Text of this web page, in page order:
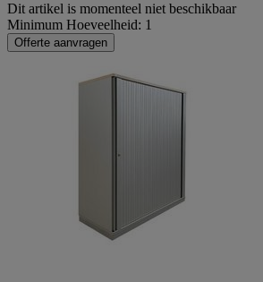
Dit artikel is momenteel niet beschikbaar
Minimum Hoeveelheid: 1
Offerte aanvragen